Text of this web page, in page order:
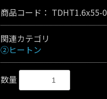
商品コード： TDHT1.6x55-
関連カテゴリ
②ヒートン
数量